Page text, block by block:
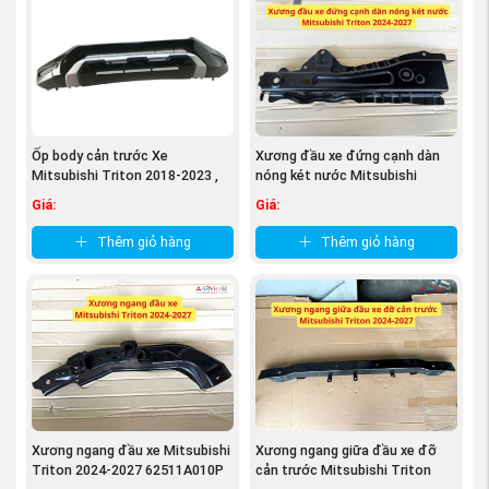
đáng mà túi tiền bạn bỏ ra. Thì đó là tâm lí chung của
tất cả các khách hàng khi chưa tìm được nhà cung cấp
uy tín.
Nhưng khi đến với công ty phụ tùng Mitsubishi An Việt,
các bạn yên tâm về tất cả vấn đề trên. Công ty chúng
tôi đặt chữ “Tín” lên hàng đầu, và với đội ngũ nhân viên
kinh doanh có kinh nghiệm chuyên sâu về hãng xe
mitsubishi chắc chắn sẽ giúp bạn tìm được đúng sản
phẩm mà bạn cần mua.
Ốp body cản trước Xe
Mitsubishi Triton 2018-2023 ,
Giá:
Thêm giỏ hàng
Xương đầu xe đứng cạnh dàn
nóng két nước Mitsubishi
Giá:
Thêm giỏ hàng
Xương ngang đầu xe Mitsubishi
Triton 2024-2027 62511A010P
Xương ngang giữa đầu xe đỡ
cản trước Mitsubishi Triton